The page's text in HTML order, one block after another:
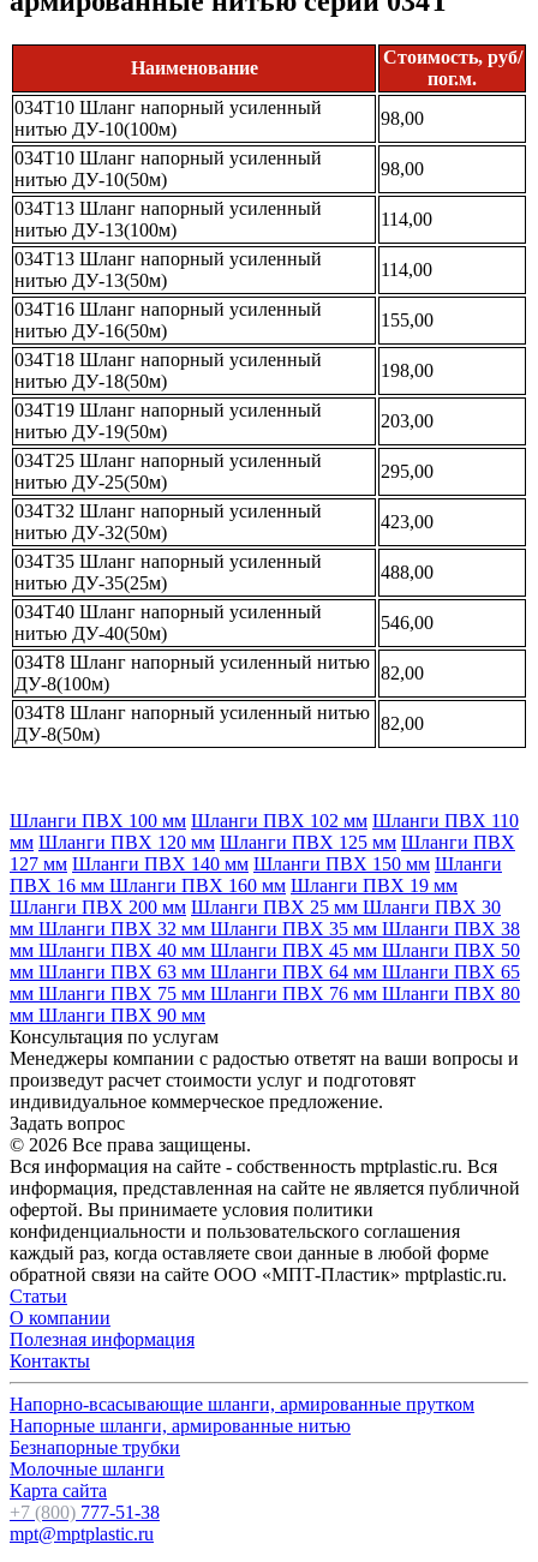
Наименование
Стоимость, руб/
пог.м.
034Т10 Шланг напорный усиленный
нитью ДУ-10(100м)
98,00
034Т10 Шланг напорный усиленный
нитью ДУ-10(50м)
98,00
034Т13 Шланг напорный усиленный
нитью ДУ-13(100м)
114,00
034Т13 Шланг напорный усиленный
нитью ДУ-13(50м)
114,00
034Т16 Шланг напорный усиленный
нитью ДУ-16(50м)
155,00
034Т18 Шланг напорный усиленный
нитью ДУ-18(50м)
198,00
034Т19 Шланг напорный усиленный
нитью ДУ-19(50м)
203,00
034Т25 Шланг напорный усиленный
нитью ДУ-25(50м)
295,00
034Т32 Шланг напорный усиленный
нитью ДУ-32(50м)
423,00
034Т35 Шланг напорный усиленный
нитью ДУ-35(25м)
488,00
034Т40 Шланг напорный усиленный
нитью ДУ-40(50м)
546,00
034Т8 Шланг напорный усиленный нитью
ДУ-8(100м)
82,00
034Т8 Шланг напорный усиленный нитью
ДУ-8(50м)
82,00
Шланги ПВХ 100 мм Шланги ПВХ 102 мм Шланги ПВХ 110
мм Шланги ПВХ 120 мм Шланги ПВХ 125 мм Шланги ПВХ
127 мм Шланги ПВХ 140 мм Шланги ПВХ 150 мм Шланги
ПВХ 16 мм Шланги ПВХ 160 мм Шланги ПВХ 19 мм
Шланги ПВХ 200 мм Шланги ПВХ 25 мм Шланги ПВХ 30
мм Шланги ПВХ 32 мм Шланги ПВХ 35 мм Шланги ПВХ 38
мм Шланги ПВХ 40 мм Шланги ПВХ 45 мм Шланги ПВХ 50
мм Шланги ПВХ 63 мм Шланги ПВХ 64 мм Шланги ПВХ 65
мм Шланги ПВХ 75 мм Шланги ПВХ 76 мм Шланги ПВХ 80
мм Шланги ПВХ 90 мм
Консультация по услугам
Менеджеры компании с радостью ответят на ваши вопросы и
произведут расчет стоимости услуг и подготовят
индивидуальное коммерческое предложение.
Задать вопрос
© 2026 Все права защищены.
Вся информация на сайте - собственность mptplastic.ru. Вся
информация, представленная на сайте не является публичной
офертой. Вы принимаете условия политики
конфиденциальности и пользовательского соглашения
каждый раз, когда оставляете свои данные в любой форме
обратной связи на сайте ООО «МПТ-Пластик» mptplastic.ru.
Статьи
О компании
Полезная информация
Контакты
Напорно-всасывающие шланги, армированные прутком
Напорные шланги, армированные нитью
Безнапорные трубки
Молочные шланги
Карта сайта
+7 (800) 777-51-38
mpt@mptplastic.ru